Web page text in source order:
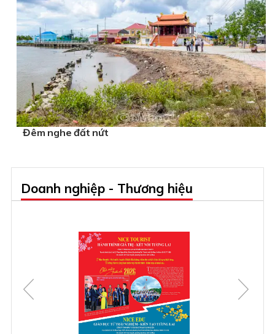
Đêm nghe đất nứt
Doanh nghiệp - Thương hiệu